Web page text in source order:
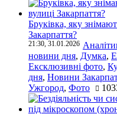
Бруківка, яку
Закарпаття?
21:30, 31.01.2026
новини дня, Думка,
Ексклюзивні фото,
дня, Новини
Ужгород, Фото